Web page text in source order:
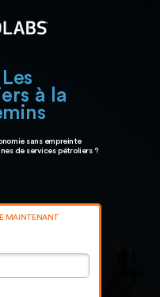
à la
sans empreinte
de services pétroliers ?
MAINTENANT